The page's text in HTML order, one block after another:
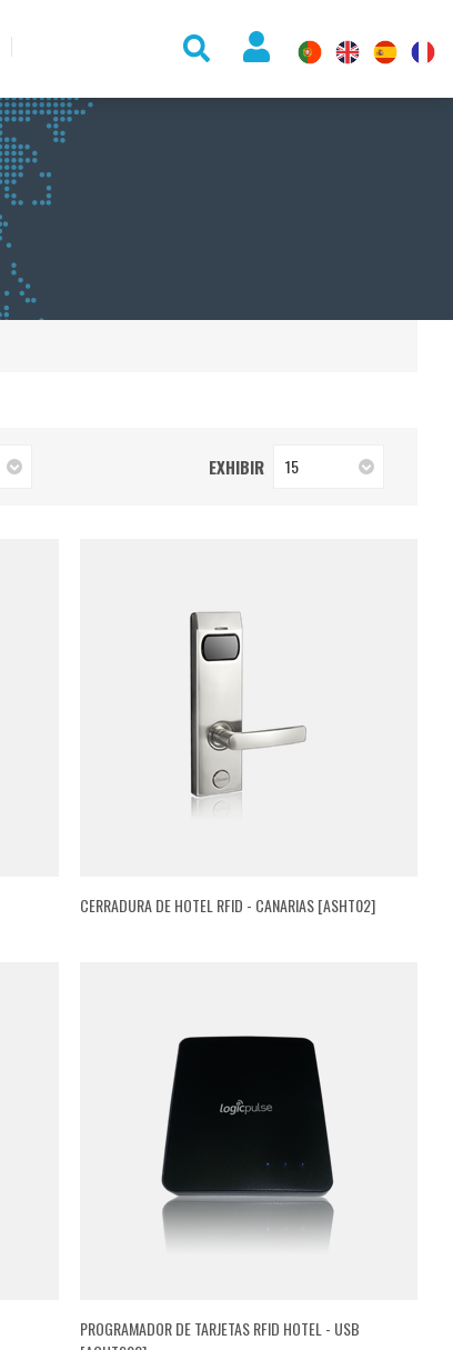
EXHIBIR 15
CERRADURA DE HOTEL RFID - CANARIAS [ASHT02]
PROGRAMADOR DE TARJETAS RFID HOTEL - USB